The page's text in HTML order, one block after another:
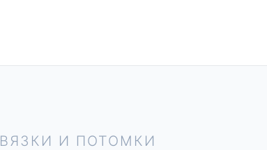
ВЯЗКИ И ПОТОМКИ